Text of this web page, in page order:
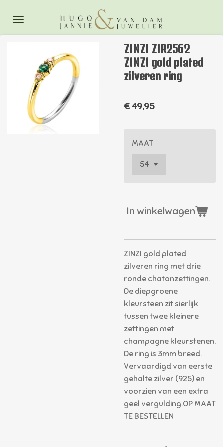
direct
naar
hoofdinhoud
ZINZI ZIR2562
ZINZI gold plated
zilveren ring
€ 49,95
MAAT
In winkelwagen
ZINZI gold plated
zilveren ring met drie
ronde chatonzettingen.
De diepgroene
kleursteen zit sierlijk
tussen twee kleinere
zettingen met
champagne kleurstenen.
De ring is 3mm breed.
Vervaardigd van eerste
gehalte zilver (925) en
voorzien van een extra
geel vergulding.OP MAAT
TE BESTELLEN